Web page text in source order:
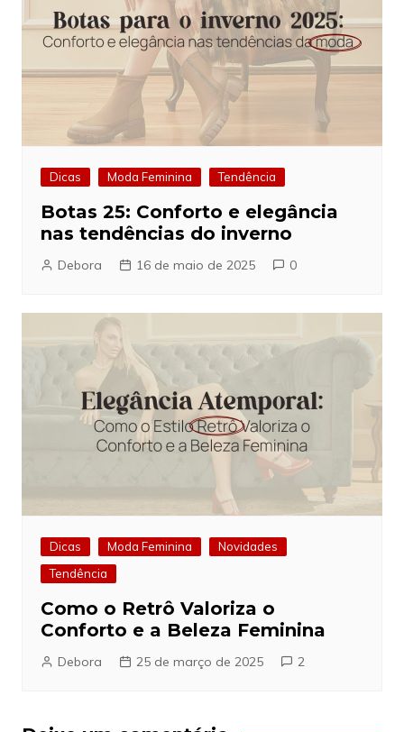
Dicas Moda Feminina Tendência
Botas 25: Conforto e elegância
nas tendências do inverno
Debora 16 de maio de 2025 0
Dicas Moda Feminina
Novidades
Tendência
Como o Retrô Valoriza o
Conforto e a Beleza Feminina
Debora 25 de março de 2025 2